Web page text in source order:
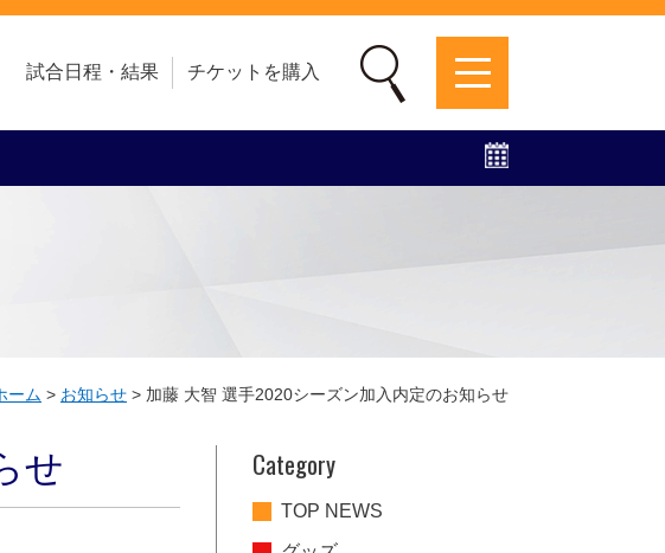
試合日程・結果 チケットを購入
ーム > お知らせ > 加藤 大智 選手2020シーズン加入内定のお知らせ
せ Category
TOP NEWS